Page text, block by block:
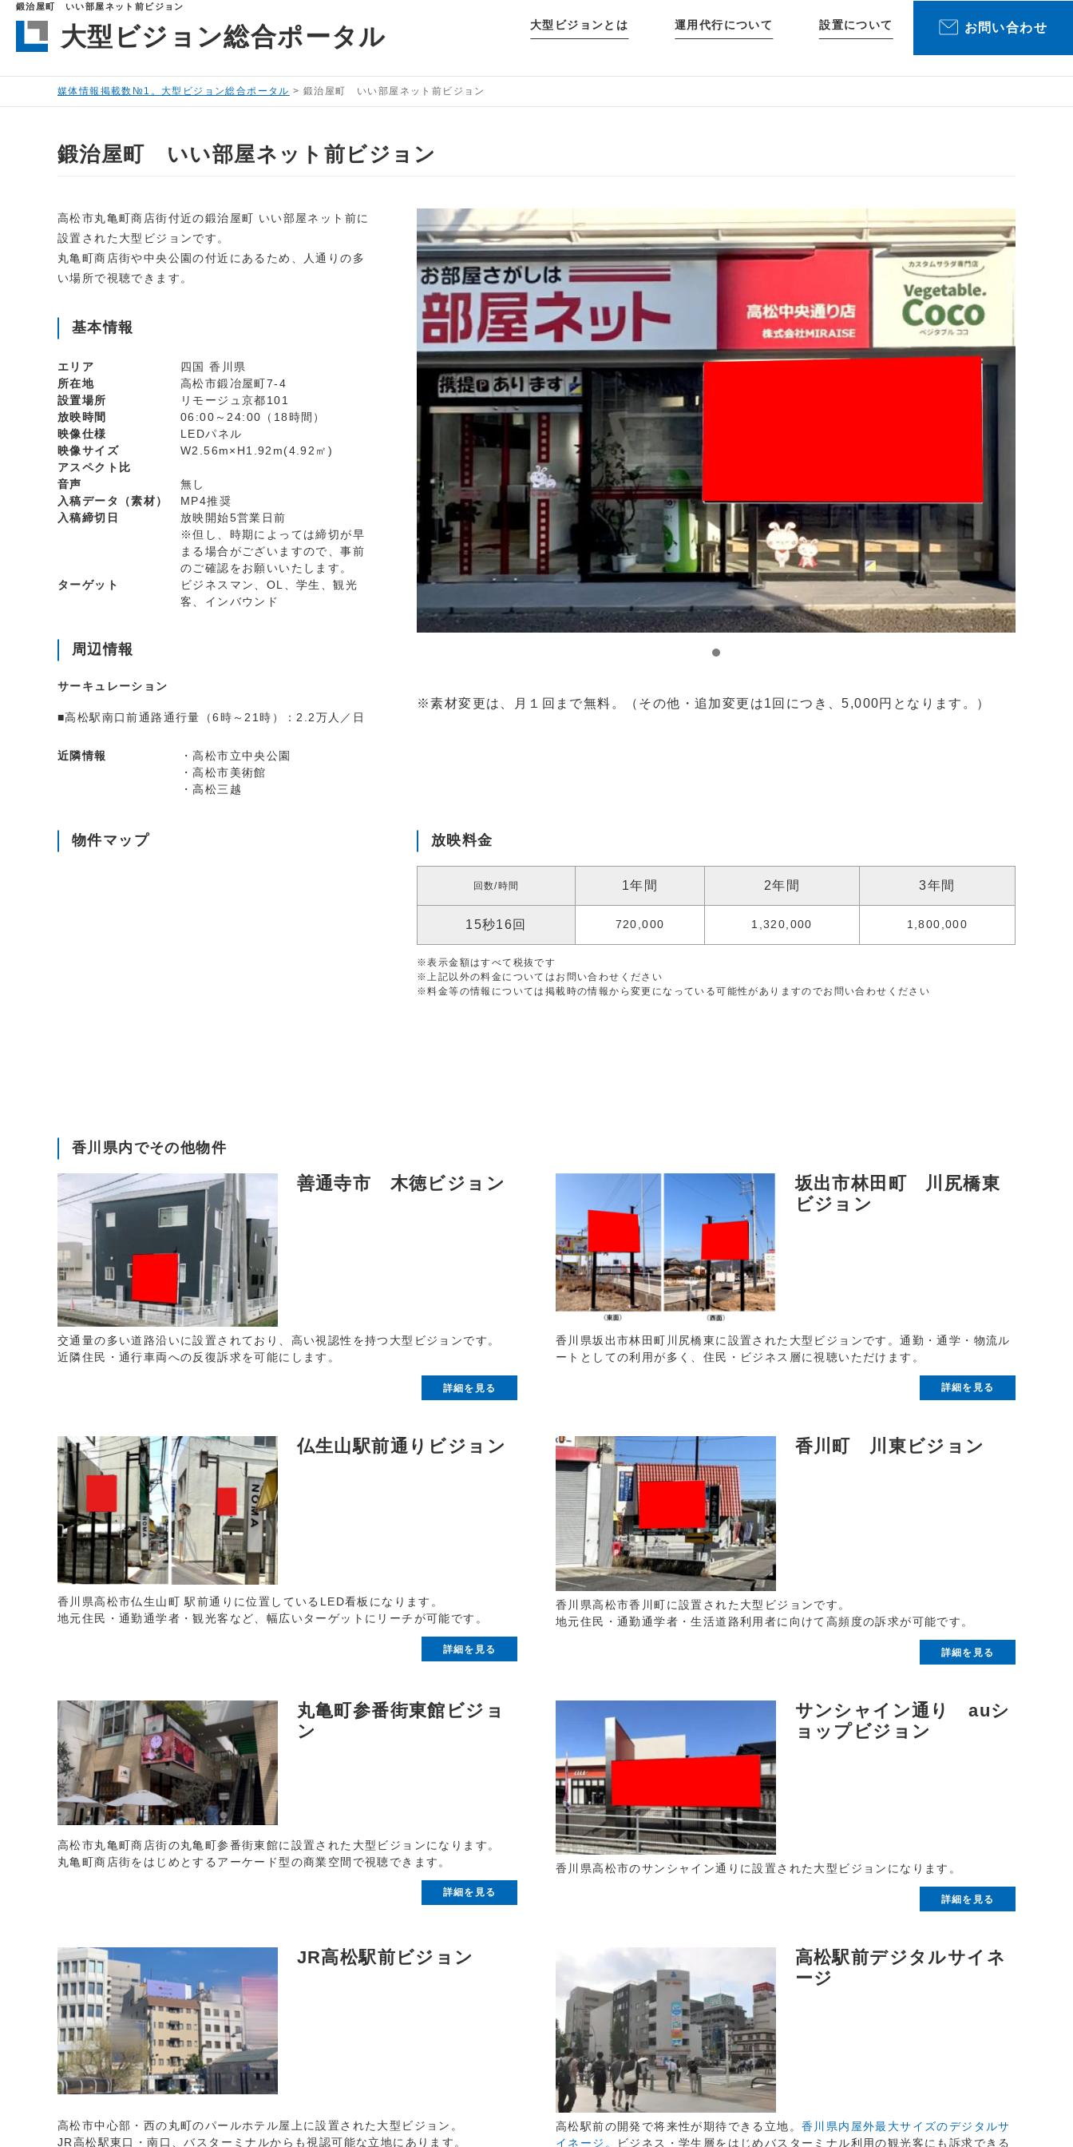
鍛治屋町 いい部屋ネット前ビジョン
大型ビジョン総合ポータル 大型ビジョンとは 運用代行について 設置について お問い合わせ
媒体情報掲載数№1。大型ビジョン総合ポータル >鍛治屋町 いい部屋ネット前ビジョン
鍛治屋町 いい部屋ネット前ビジョン
高松市丸亀町商店街付近の鍛治屋町 いい部屋ネット前に
設置された大型ビジョンです。
丸亀町商店街や中央公園の付近にあるため、人通りの多
い場所で視聴できます。
基本情報
エリア
四国 香川県
所在地
高松市鍛冶屋町7-4
設置場所
リモージュ京都101
放映時間
06:00～24:00（18時間）
映像仕様
LEDパネル
映像サイズ
W2.56m×H1.92m(4.92㎡)
アスペクト比
音声
無し
入稿データ（素材）
MP4推奨
入稿締切日
放映開始5営業日前
※但し、時期によっては締切が早
まる場合がございますので、事前
のご確認をお願いいたします。
ターゲット
ビジネスマン、OL、学生、観光
客、インバウンド
周辺情報
サーキュレーション
■高松駅南口前通路通行量（6時～21時）：2.2万人／日
近隣情報
・高松市立中央公園
・高松市美術館
・高松三越
※素材変更は、月１回まで無料。（その他・追加変更は1回につき、5,000円となります。）
物件マップ 放映料金
回数/時間 1年間 2年間 3年間
15秒16回 720,000 1,320,000 1,800,000
※表示金額はすべて税抜です
※上記以外の料金についてはお問い合わせください
※料金等の情報については掲載時の情報から変更になっている可能性がありますのでお問い合わせください
香川県内でその他物件
善通寺市 木徳ビジョン
交通量の多い道路沿いに設置されており、高い視認性を持つ大型ビジョンです。
近隣住民・通行車両への反復訴求を可能にします。
詳細を見る
坂出市林田町 川尻橋東
ビジョン
香川県坂出市林田町川尻橋東に設置された大型ビジョンです。通勤・通学・物流ル
ートとしての利用が多く、住民・ビジネス層に視聴いただけます。
詳細を見る
仏生山駅前通りビジョン
香川県高松市仏生山町 駅前通りに位置しているLED看板になります。
地元住民・通勤通学者・観光客など、幅広いターゲットにリーチが可能です。
詳細を見る
香川町 川東ビジョン
香川県高松市香川町に設置された大型ビジョンです。
地元住民・通勤通学者・生活道路利用者に向けて高頻度の訴求が可能です。
詳細を見る
丸亀町参番街東館ビジョ
ン
高松市丸亀町商店街の丸亀町参番街東館に設置された大型ビジョンになります。
丸亀町商店街をはじめとするアーケード型の商業空間で視聴できます。
詳細を見る
サンシャイン通り auシ
ョップビジョン
香川県高松市のサンシャイン通りに設置された大型ビジョンになります。
詳細を見る
JR高松駅前ビジョン
高松市中心部・西の丸町のパールホテル屋上に設置された大型ビジョン。
JR高松駅東口・南口、バスターミナルからも視認可能な立地にあります。
高松駅前デジタルサイネ
ージ
高松駅前の開発で将来性が期待できる立地。 香川県内屋外最大サイズのデジタルサ
イネージ。
ビジネス・学生層をはじめバスターミナル利用の観光客にも訴求できる